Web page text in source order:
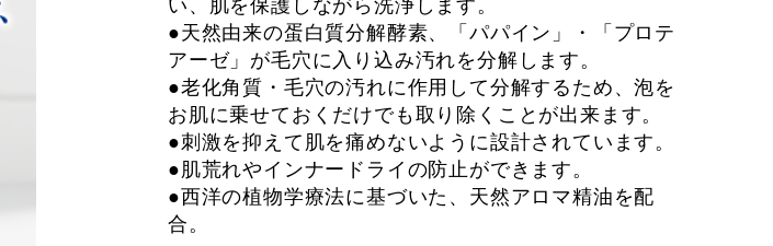
い、肌を保護しながら洗浄します。
●天然由来の蛋白質分解酵素、「パパイン」・「プロテ
アーゼ」が毛穴に入り込み汚れを分解します。
●老化角質・毛穴の汚れに作用して分解するため、泡を
お肌に乗せておくだけでも取り除くことが出来ます。
●刺激を抑えて肌を痛めないように設計されています。
●肌荒れやインナードライの防止ができます。
●西洋の植物学療法に基づいた、天然アロマ精油を配
合。